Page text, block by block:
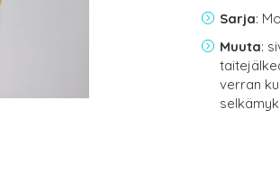
Sarja:
Muuta:
verran